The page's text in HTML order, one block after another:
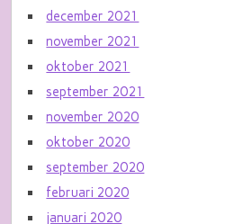
december 2021
november 2021
oktober 2021
september 2021
november 2020
oktober 2020
september 2020
februari 2020
januari 2020